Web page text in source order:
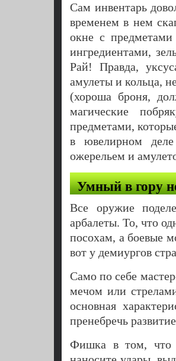
Сам инвентарь
временем в нем
окне с
ингредиентами,
Рай! Правда,
амулеты и кольца,
(хороша броня,
магические
предметами,
в ювелирном
ожерельем и
Умный в гору
Все оружие
арбалеты. То, что
посохам, а боевые
вот у демиургов
Само по себе
мечом или
основная
пренебречь
Фишка в том, что